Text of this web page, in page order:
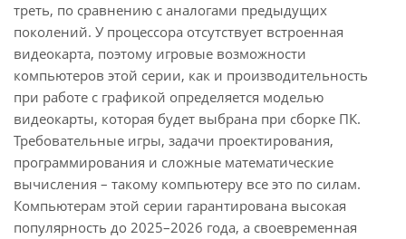
треть, по сравнению с аналогами предыдущих
поколений. У процессора отсутствует встроенная
видеокарта, поэтому игровые возможности
компьютеров этой серии, как и производительность
при работе с графикой определяется моделью
видеокарты, которая будет выбрана при сборке ПК.
Требовательные игры, задачи проектирования,
программирования и сложные математические
вычисления – такому компьютеру все это по силам.
Компьютерам этой серии гарантирована высокая
популярность до 2025–2026 года, а своевременная